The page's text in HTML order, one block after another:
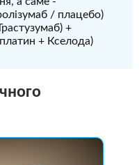
/ плацебо)
+
+ Кселода)